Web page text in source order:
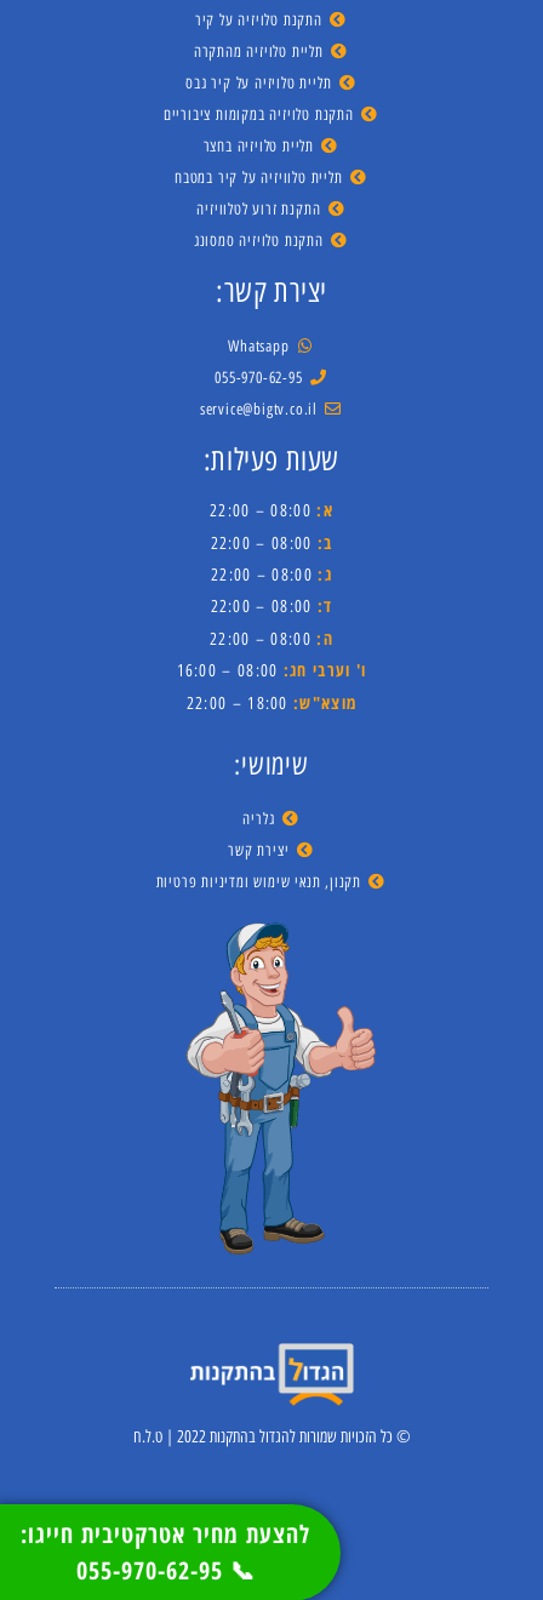
התקנת טלויזיה על קיר
תליית טלויזיה מהתקרה
תליית טלויזיה על קיר גבס
התקנת טלויזיה במקומות ציבוריים
תליית טלויזיה בחצר
תליית טלוויזיה על קיר במטבח
התקנת זרוע לטלוויזיה
התקנת טלויזיה סמסונג
יצירת קשר:
Whatsapp
055-970-62-95
service@bigtv.co.il
שעות פעילות:
א:08:00 – 22:00
ב:
ג:08:00 – 22:00
ד:
ה:08:00 – 22:00
ו' וערבי חג:
מוצא"ש:18:00 – 22:00
שימושי:
גלריה
יצירת קשר
תקנון, תנאי שימוש ומדיניות פרטיות
להצעת מחיר אטרקטיבית חייגו:
📞 055-970-62-95
© כל הזכויות שמורות להגדול בהתקנות 2022 | ט.ל.ח